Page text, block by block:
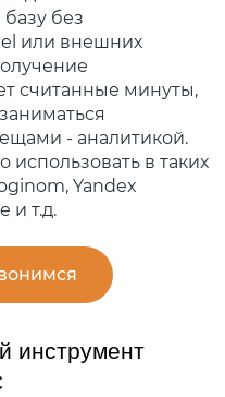
без
или внешних
считанные минуты,
- аналитикой.
в таких
Yandex
и т.д.
инструмент